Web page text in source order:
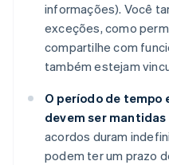
informações). Você
exceções, como
compartilhe com
também estejam
O período de tempo
devem ser
acordos duram
podem ter um prazo